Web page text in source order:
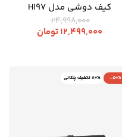
کیف دوشی مدل H197
24,998,000
12,499,000تومان
-50% 80% تخفیف پلکانی